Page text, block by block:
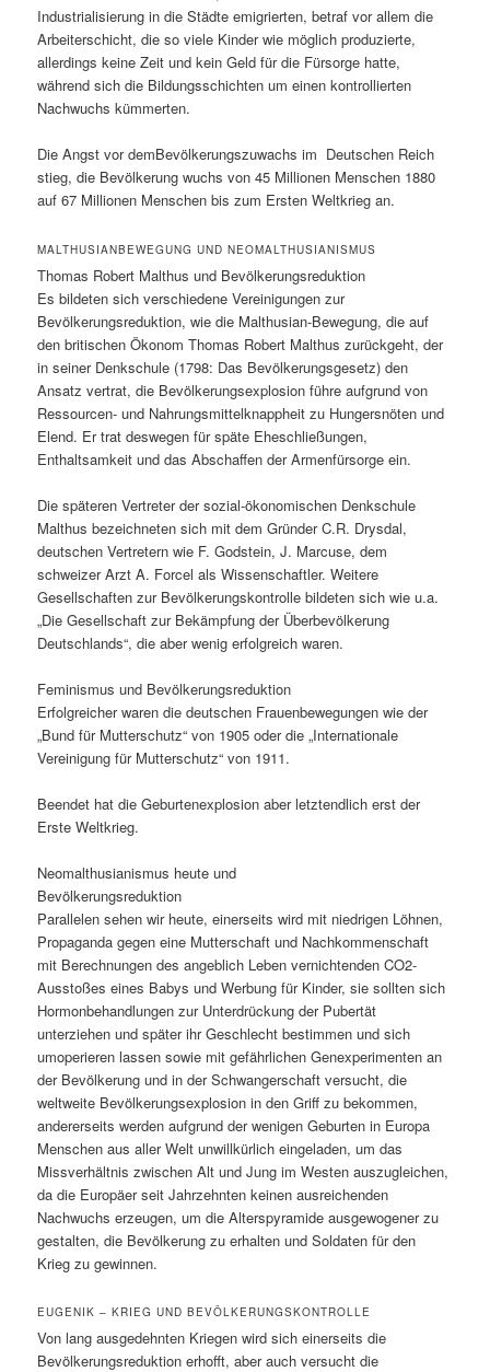
Industrialisierung in die Städte emigrierten, betraf vor allem die
Arbeiterschicht, die so viele Kinder wie möglich produzierte,
allerdings keine Zeit und kein Geld für die Fürsorge hatte,
während sich die Bildungsschichten um einen kontrollierten
Nachwuchs kümmerten.
Die Angst vor demBevölkerungszuwachs im Deutschen Reich
stieg, die Bevölkerung wuchs von 45 Millionen Menschen 1880
auf 67 Millionen Menschen bis zum Ersten Weltkrieg an.
MALTHUSIANBEWEGUNG UND NEOMALTHUSIANISMUS
Thomas Robert Malthus und Bevölkerungsreduktion
Es bildeten sich verschiedene Vereinigungen zur
Bevölkerungsreduktion, wie die Malthusian-Bewegung, die auf
den britischen Ökonom Thomas Robert Malthus zurückgeht, der
in seiner Denkschule (1798: Das Bevölkerungsgesetz) den
Ansatz vertrat, die Bevölkerungsexplosion führe aufgrund von
Ressourcen- und Nahrungsmittelknappheit zu Hungersnöten und
Elend. Er trat deswegen für späte Eheschließungen,
Enthaltsamkeit und das Abschaffen der Armenfürsorge ein.
Die späteren Vertreter der sozial-ökonomischen Denkschule
Malthus bezeichneten sich mit dem Gründer C.R. Drysdal,
deutschen Vertretern wie F. Godstein, J. Marcuse, dem
schweizer Arzt A. Forcel als Wissenschaftler. Weitere
Gesellschaften zur Bevölkerungskontrolle bildeten sich wie u.a.
„Die Gesellschaft zur Bekämpfung der Überbevölkerung
Deutschlands“, die aber wenig erfolgreich waren.
Feminismus und Bevölkerungsreduktion
Erfolgreicher waren die deutschen Frauenbewegungen wie der
„Bund für Mutterschutz“ von 1905 oder die „Internationale
Vereinigung für Mutterschutz“ von 1911.
Beendet hat die Geburtenexplosion aber letztendlich erst der
Erste Weltkrieg.
Neomalthusianismus heute und
Bevölkerungsreduktion
Parallelen sehen wir heute, einerseits wird mit niedrigen Löhnen,
Propaganda gegen eine Mutterschaft und Nachkommenschaft
mit Berechnungen des angeblich Leben vernichtenden CO2-
Ausstoßes eines Babys und Werbung für Kinder, sie sollten sich
Hormonbehandlungen zur Unterdrückung der Pubertät
unterziehen und später ihr Geschlecht bestimmen und sich
umoperieren lassen sowie mit gefährlichen Genexperimenten an
der Bevölkerung und in der Schwangerschaft versucht, die
weltweite Bevölkerungsexplosion in den Griff zu bekommen,
andererseits werden aufgrund der wenigen Geburten in Europa
Menschen aus aller Welt unwillkürlich eingeladen, um das
Missverhältnis zwischen Alt und Jung im Westen auszugleichen,
da die Europäer seit Jahrzehnten keinen ausreichenden
Nachwuchs erzeugen, um die Alterspyramide ausgewogener zu
gestalten, die Bevölkerung zu erhalten und Soldaten für den
Krieg zu gewinnen.
EUGENIK – KRIEG UND BEVÖLKERUNGSKONTROLLE
Von lang ausgedehnten Kriegen wird sich einerseits die
Bevölkerungsreduktion erhofft, aber auch versucht die